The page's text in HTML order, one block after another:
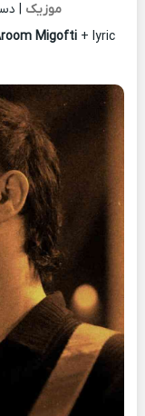
موزیک |
Migofti + lyric